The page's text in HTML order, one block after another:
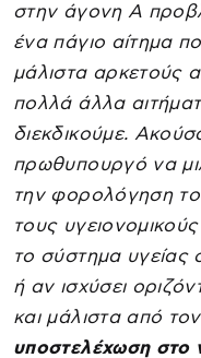
στην άγονη Α
ένα πάγιο αίτημα
μάλιστα αρκετούς
πολλά άλλα
διεκδικούμε.
πρωθυπουργό να
την φορολόγηση
τους
το σύστημα υγείας
ή αν ισχύσει
και μάλιστα από
υποστελέχωση στο